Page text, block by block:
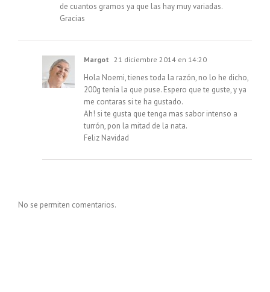
de cuantos gramos ya que las hay muy variadas.
Gracias
Margot 21 diciembre 2014 en 14:20
Hola Noemi, tienes toda la razón, no lo he dicho,
200g tenía la que puse. Espero que te guste, y ya
me contaras si te ha gustado.
Ah! si te gusta que tenga mas sabor intenso a
turrón, pon la mitad de la nata.
Feliz Navidad
No se permiten comentarios.